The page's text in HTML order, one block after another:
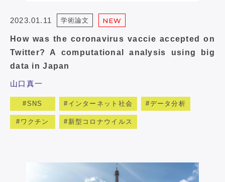
2023.01.11 学術論文 NEW
How was the coronavirus vaccie accepted on
Twitter? A computational analysis using big
data in Japan
山口真一
SNS インターネット社会 データ分析
ワクチン 新型コロナウイルス